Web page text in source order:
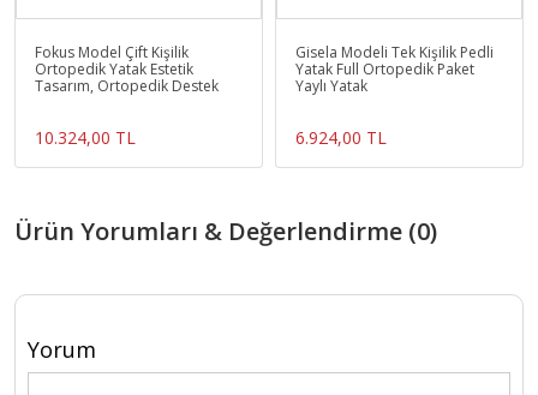
Fokus Model Çift Kişilik
Ortopedik Yatak Estetik
Tasarım, Ortopedik Destek
10.324,00 TL
Gisela Modeli Tek Kişilik Pedli
Yatak Full Ortopedik Paket
Yaylı Yatak
6.924,00 TL
Ürün Yorumları & Değerlendirme (0)
Yorum